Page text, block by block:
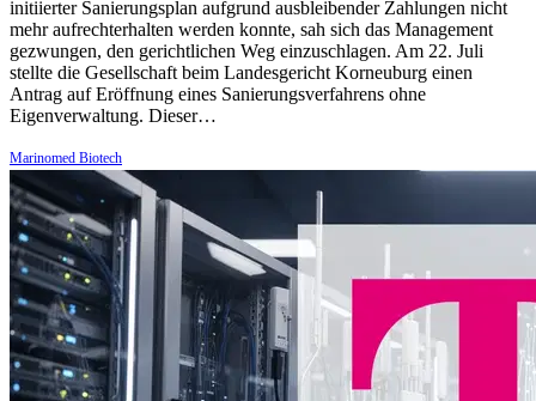
initiierter Sanierungsplan aufgrund ausbleibender Zahlungen nicht
mehr aufrechterhalten werden konnte, sah sich das Management
gezwungen, den gerichtlichen Weg einzuschlagen. Am 22. Juli
stellte die Gesellschaft beim Landesgericht Korneuburg einen
Antrag auf Eröffnung eines Sanierungsverfahrens ohne
Eigenverwaltung. Dieser…
Marinomed Biotech